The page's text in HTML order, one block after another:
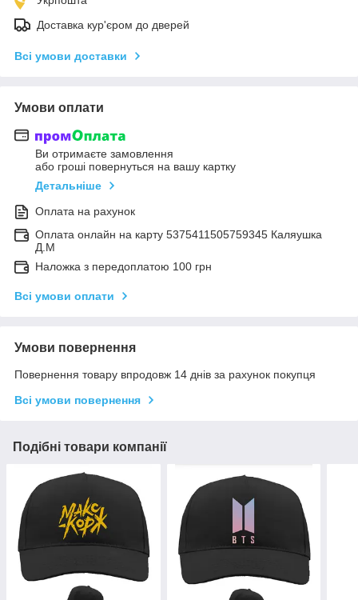
Доставка кур'єром до дверей
Всі умови доставки
Умови оплати
Ви отримаєте замовлення
або гроші повернуться на вашу картку
Детальніше
Оплата на рахунок
Оплата онлайн на карту 5375411505759345 Каляушка
Д.М
Наложка з передоплатою 100 грн
Всі умови оплати
Умови повернення
Повернення товару впродовж 14 днів за рахунок покупця
Всі умови повернення
Подібні товари компанії